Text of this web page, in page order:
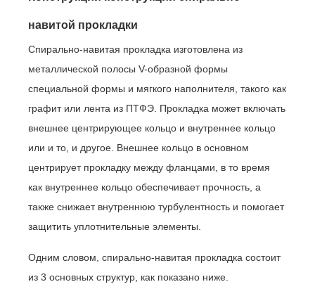
навитой прокладки
Спирально-навитая прокладка изготовлена ​​из
металлической полосы V-образной формы
специальной формы и мягкого наполнителя, такого как
графит или лента из ПТФЭ. Прокладка может включать
внешнее центрирующее кольцо и внутреннее кольцо
или и то, и другое. Внешнее кольцо в основном
центрирует прокладку между фланцами, в то время
как внутреннее кольцо обеспечивает прочность, а
также снижает внутреннюю турбулентность и помогает
защитить уплотнительные элементы.
Одним словом, спирально-навитая прокладка состоит
из 3 основных структур, как показано ниже.